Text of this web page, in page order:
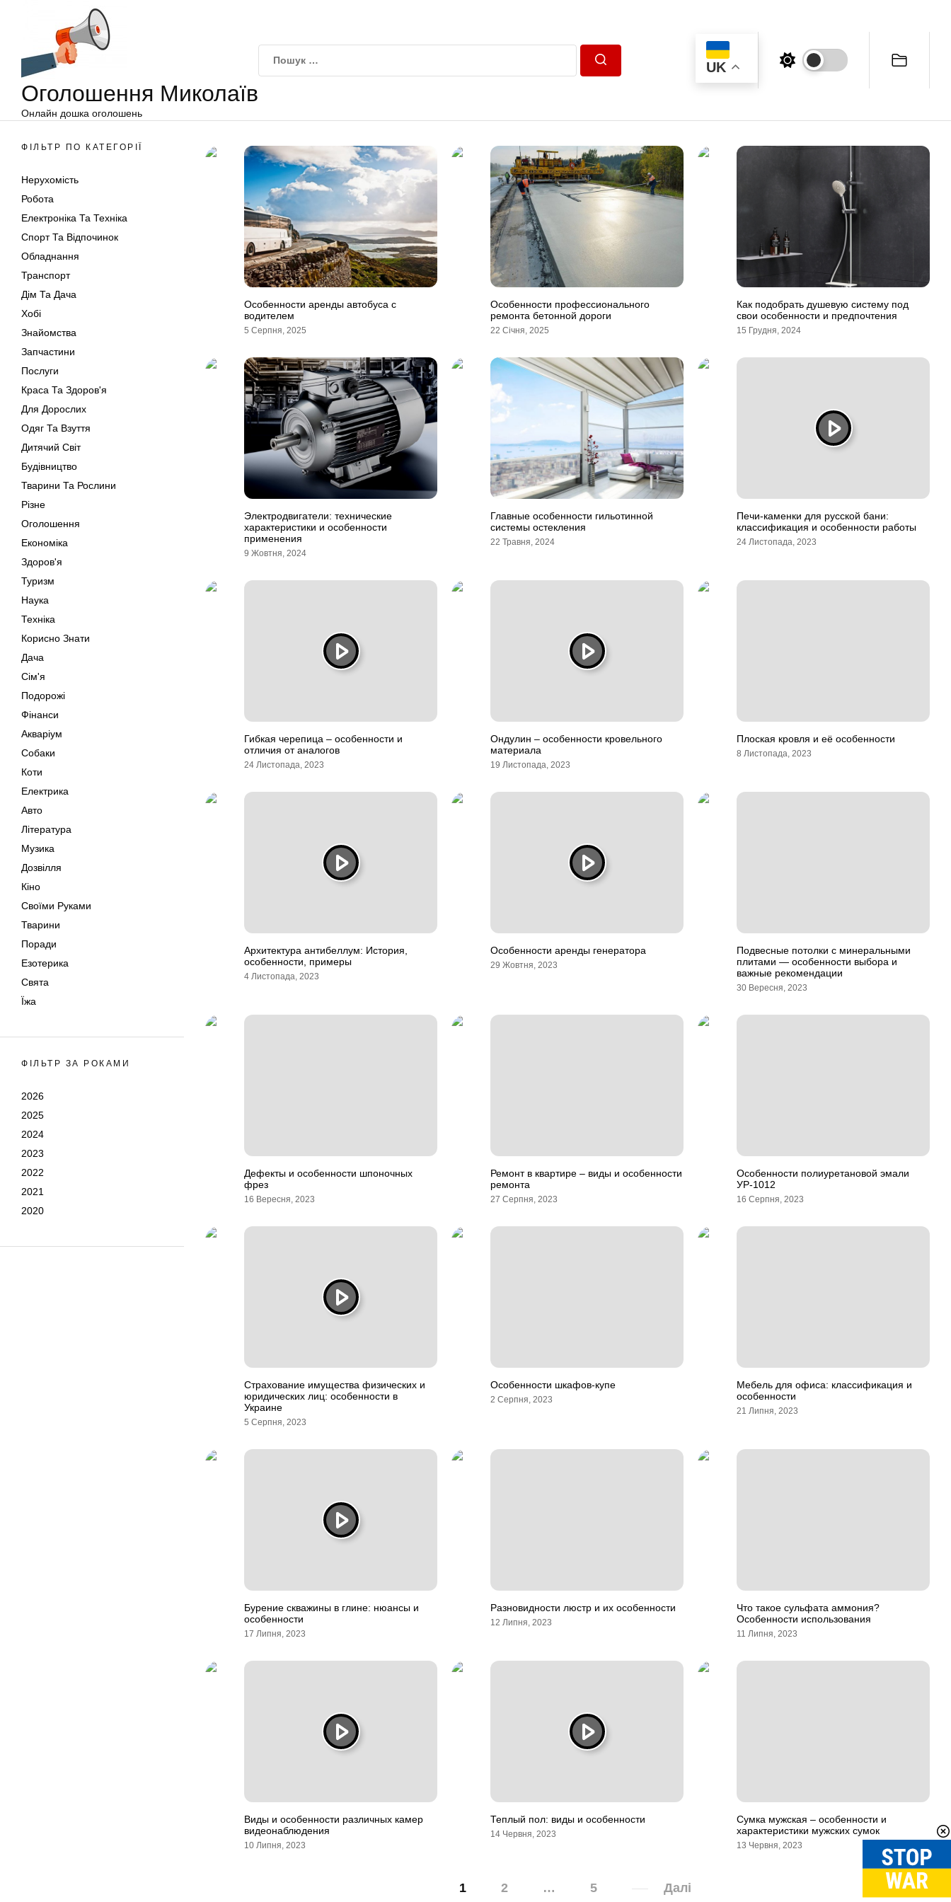
Оголошення Миколаїв
Онлайн дошка оголошень
UK
ФІЛЬТР ПО КАТЕГОРІЇ
Нерухомість
Робота
Електроніка Та Техніка
Спорт Та Відпочинок
Обладнання
Транспорт
Дім Та Дача
Хобі
Знайомства
Запчастини
Послуги
Краса Та Здоров'я
Для Дорослих
Одяг Та Взуття
Дитячий Світ
Будівництво
Тварини Та Рослини
Різне
Оголошення
Економіка
Здоров'я
Туризм
Наука
Техніка
Корисно Знати
Дача
Сім'я
Подорожі
Фінанси
Акваріум
Собаки
Коти
Електрика
Авто
Література
Музика
Дозвілля
Кіно
Своїми Руками
Тварини
Поради
Езотерика
Свята
Їжа
ФІЛЬТР ЗА РОКАМИ
2026
2025
2024
2023
2022
2021
2020
Особенности аренды автобуса с
водителем
5 Серпня, 2025
Особенности профессионального
ремонта бетонной дороги
22 Січня, 2025
Как подобрать душевую систему под
свои особенности и предпочтения
15 Грудня, 2024
Электродвигатели: технические
характеристики и особенности
применения
9 Жовтня, 2024
Главные особенности гильотинной
системы остекления
22 Травня, 2024
Печи-каменки для русской бани:
классификация и особенности работы
24 Листопада, 2023
Гибкая черепица – особенности и
отличия от аналогов
24 Листопада, 2023
Ондулин – особенности кровельного
материала
19 Листопада, 2023
Плоская кровля и её особенности
8 Листопада, 2023
Архитектура антибеллум: История,
особенности, примеры
4 Листопада, 2023
Особенности аренды генератора
29 Жовтня, 2023
Подвесные потолки с минеральными
плитами — особенности выбора и
важные рекомендации
30 Вересня, 2023
Дефекты и особенности шпоночных
фрез
16 Вересня, 2023
Ремонт в квартире – виды и особенности
ремонта
27 Серпня, 2023
Особенности полиуретановой эмали
УР-1012
16 Серпня, 2023
Страхование имущества физических и
юридических лиц: особенности в
Украине
5 Серпня, 2023
Особенности шкафов-купе
2 Серпня, 2023
Мебель для офиса: классификация и
особенности
21 Липня, 2023
Бурение скважины в глине: нюансы и
особенности
17 Липня, 2023
Разновидности люстр и их особенности
12 Липня, 2023
Что такое сульфата аммония?
Особенности использования
11 Липня, 2023
Виды и особенности различных камер
видеонаблюдения
10 Липня, 2023
Теплый пол: виды и особенности
14 Червня, 2023
Сумка мужская – особенности и
характеристики мужских сумок
13 Червня, 2023
1 2 … 5 Далі